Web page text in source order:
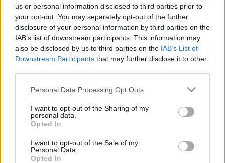
us or personal information disclosed to third parties prior to
your opt-out. You may separately opt-out of the further
disclosure of your personal information by third parties on the
IAB’s list of downstream participants. This information may
also be disclosed by us to third parties on the IAB’s List of
Downstream Participants that may further disclose it to other
Please note that this website/app uses one or more Google
not limited to your visit or usage behaviour. You may click to
grant or deny consent to Google and its third-party tags to
use your data for below specified purposes in below Google
consent section.
Personal Data Processing Opt Outs
I want to opt-out of the Sharing of my
personal data.
Opted In
I want to opt-out of the Sale of my
Personal Data.
Opted In
Guida step-by-step per un’immagine pubblica
credibile e glam
Camilla Fiore · 9 Ago 2026
LIFESTYLE